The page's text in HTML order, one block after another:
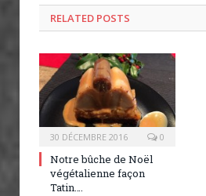
RELATED POSTS
30 DÉCEMBRE 2016 0
Notre bûche de Noël
végétalienne façon
Tatin….